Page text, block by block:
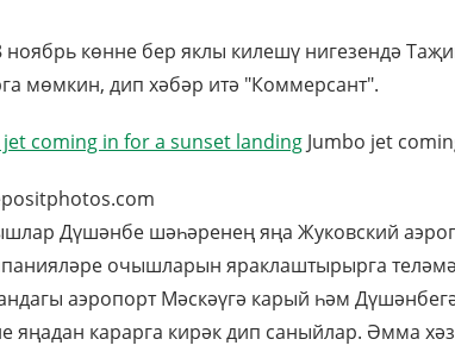
ноябрь көнне бер яклы килешү нигезендә
мөмкин, дип хәбәр итә "Коммерсант".
Jumbo jet
Дүшәнбе шәһәренең яңа Жуковский
очышларын яраклаштырырга
аэропорт Мәскәүгә карый һәм
яңадан карарга кирәк дип саныйлар. Әмма